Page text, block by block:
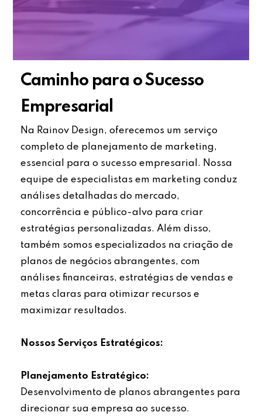
Caminho para o Sucesso
Empresarial
Na Rainov Design, oferecemos um serviço
completo de planejamento de marketing,
essencial para o sucesso empresarial. Nossa
equipe de especialistas em marketing conduz
análises detalhadas do mercado,
concorrência e público-alvo para criar
estratégias personalizadas. Além disso,
também somos especializados na criação de
planos de negócios abrangentes, com
análises financeiras, estratégias de vendas e
metas claras para otimizar recursos e
maximizar resultados.
Nossos Serviços Estratégicos:
Planejamento Estratégico:
Desenvolvimento de planos abrangentes para
direcionar sua empresa ao sucesso.